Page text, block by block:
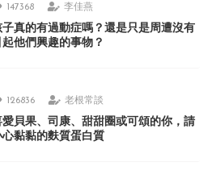
147368 李佳燕
子真的有過動症嗎？還是只是周遭沒有
起他們興趣的事物？
126836 老根常談
愛貝果、司康、甜甜圈或可頌的你，請
心黏黏的麩質蛋白質